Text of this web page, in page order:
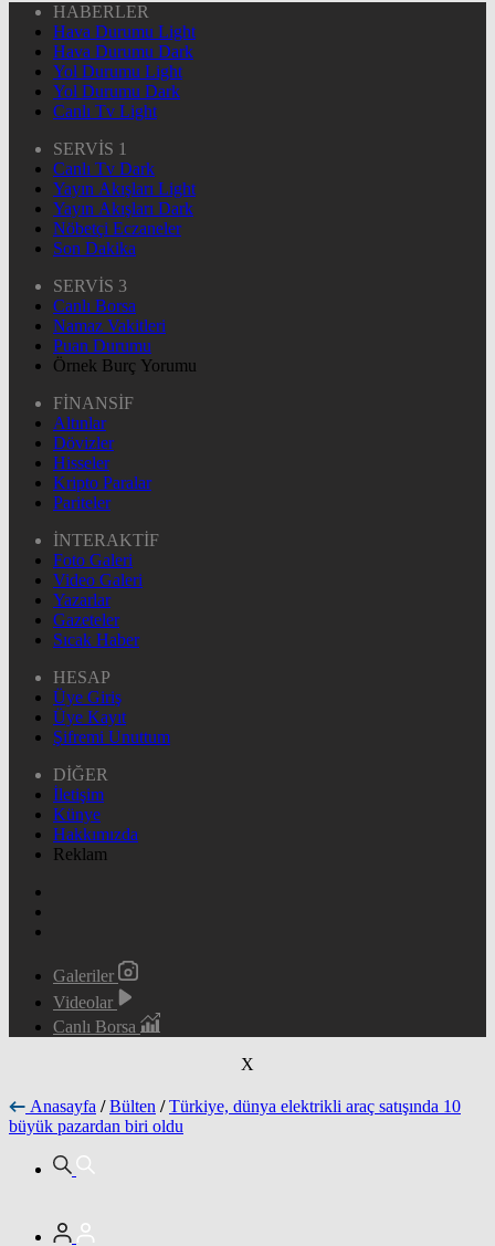
HABERLER
Hava Durumu Light
Hava Durumu Dark
Yol Durumu Light
Yol Durumu Dark
Canlı Tv Light
SERVİS 1
Canlı Tv Dark
Yayın Akışları Light
Yayın Akışları Dark
Nöbetçi Eczaneler
Son Dakika
SERVİS 3
Canlı Borsa
Namaz Vakitleri
Puan Durumu
Örnek Burç Yorumu
FİNANSİF
Altınlar
Dövizler
Hisseler
Kripto Paralar
Pariteler
İNTERAKTİF
Foto Galeri
Video Galeri
Yazarlar
Gazeteler
Sıcak Haber
HESAP
Üye Giriş
Üye Kayıt
Şifremi Unuttum
DİĞER
İletişim
Künye
Hakkımızda
Reklam
Galeriler
Videolar
Canlı Borsa
X
Anasayfa / Bülten / Türkiye, dünya elektrikli araç satışında 10
büyük pazardan biri oldu